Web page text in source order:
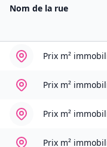
Nom de la rue
Prix m²
Prix m²
Prix m²
Prix m²